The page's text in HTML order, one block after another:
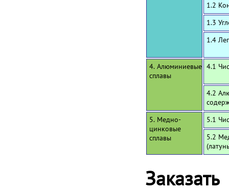
1.2
1.3
1.4
4. Алюминиевые
сплавы
4.1
4.2
5. Медно-
цинковые
сплавы
5.1
5.2
Заказать